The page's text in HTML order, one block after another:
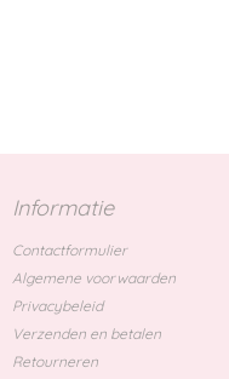
Informatie
Contactformulier
Algemene voorwaarden
Privacybeleid
Verzenden en betalen
Retourneren